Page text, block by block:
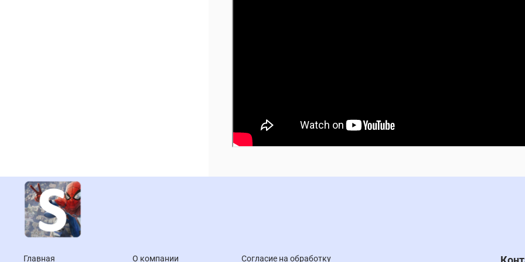
Главная О компании Согласие на обработку